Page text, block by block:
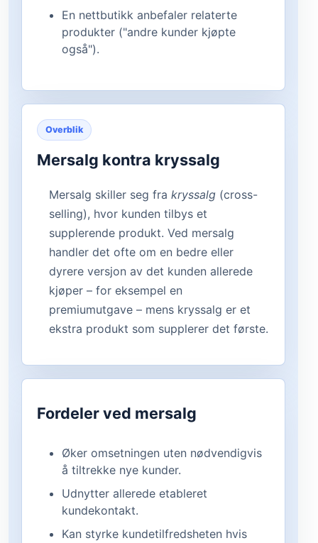
En nettbutikk anbefaler relaterte
produkter ("andre kunder kjøpte
også").
Overblik
Mersalg kontra kryssalg
Mersalg skiller seg frakryssalg (cross-
selling), hvor kunden tilbys et
supplerende produkt. Ved mersalg
handler det ofte om en bedre eller
dyrere versjon av det kunden allerede
kjøper – for eksempel en
premiumutgave – mens kryssalg er et
ekstra produkt som supplerer det første.
Fordeler ved mersalg
Øker omsetningen uten nødvendigvis
å tiltrekke nye kunder.
Udnytter allerede etableret
kundekontakt.
Kan styrke kundetilfredsheten hvis